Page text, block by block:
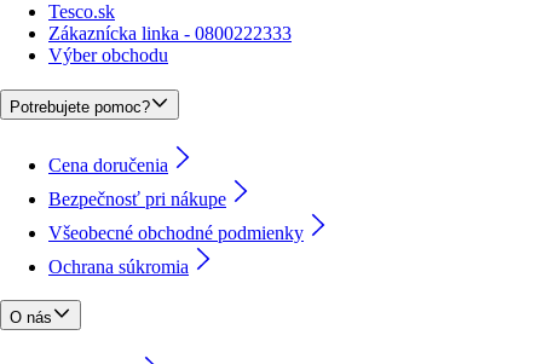
Tesco.sk
Zákaznícka linka - 0800222333
Výber obchodu
Potrebujete pomoc?
Cena doručenia
Bezpečnosť pri nákupe
Všeobecné obchodné podmienky
Ochrana súkromia
O nás